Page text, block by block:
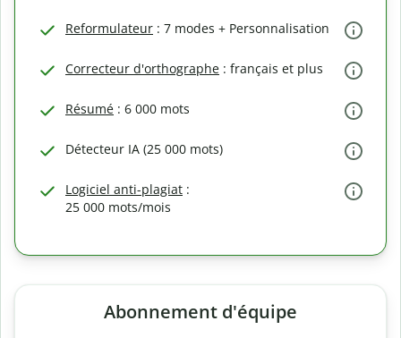
Reformulateur : 7 modes + Personnalisation
Correcteur d'orthographe : français et plus
Résumé : 6 000 mots
Détecteur IA (25 000 mots)
Logiciel anti-plagiat :
25 000 mots/mois
Abonnement d'équipe